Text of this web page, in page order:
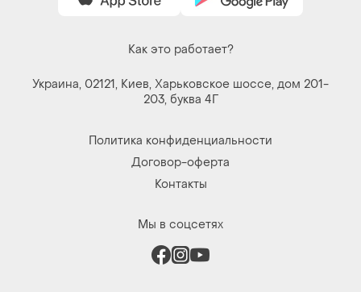
Как это работает?
Украина, 02121, Киев, Харьковское шоссе, дом 201-
203, буква 4Г
Политика конфиденциальности
Договор-оферта
Контакты
Мы в соцсетях